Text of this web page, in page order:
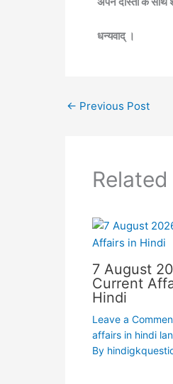
धन्यवाद् ।
← Previous Post
7 August
Current
Hindi
Leave a
affairs in hindi
By